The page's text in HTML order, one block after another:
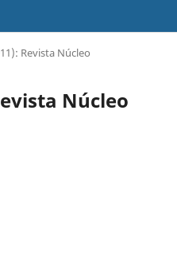
Revista Núcleo
Núcleo